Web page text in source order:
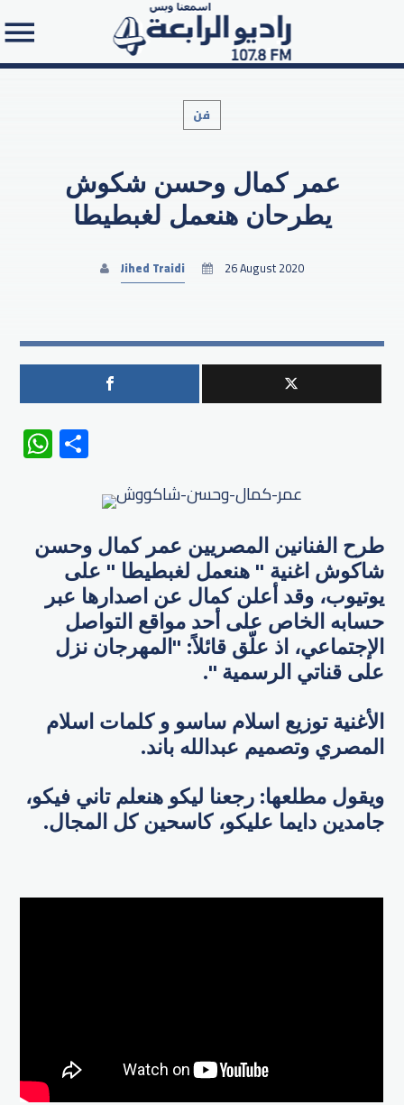
Search in the website:
فن
عمر كمال وحسن شكوش
يطرحان هنعمل لغبطيطا
Jihed Traidi 26 August 2020
WhatsApp
طرح الفنانين المصريين ​عمر كمال​ وحسن
شاكوش اغنية " ​هنعمل لغبطيطا​ " على
يوتيوب، وقد أعلن كمال عن اصدارها عبر
حسابه الخاص على أحد مواقع التواصل
الإجتماعي، اذ علّق قائلاً: "المهرجان نزل
على قناتي الرسمية ".
الأغنية توزيع اسلام ساسو و كلمات اسلام
المصري وتصميم عبدالله باند.
ويقول مطلعها: رجعنا ليكو هنعلم تاني فيكو،
جامدين دايما عليكو، كاسحين كل المجال.